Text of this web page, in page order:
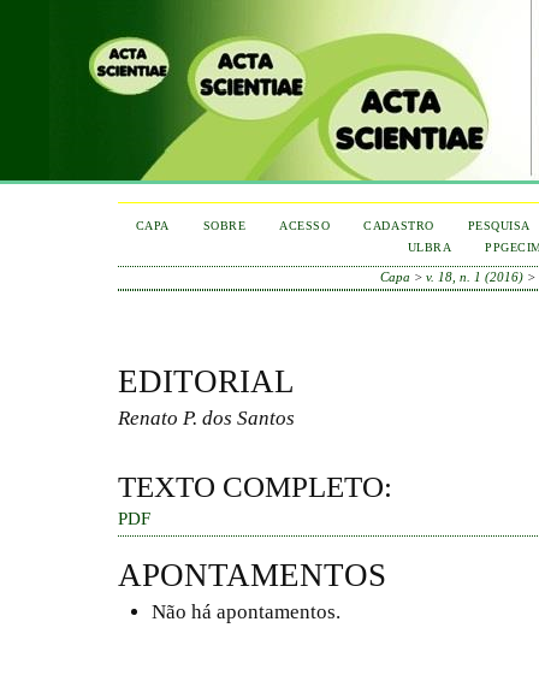
CAPA SOBRE ACESSO CADASTRO
PESQUISA
ULBRA
Capa > v. 18, n. 1 (2016)>
EDITORIAL
Renato P. dos Santos
TEXTO COMPLETO:
PDF
APONTAMENTOS
Não há apontamentos.